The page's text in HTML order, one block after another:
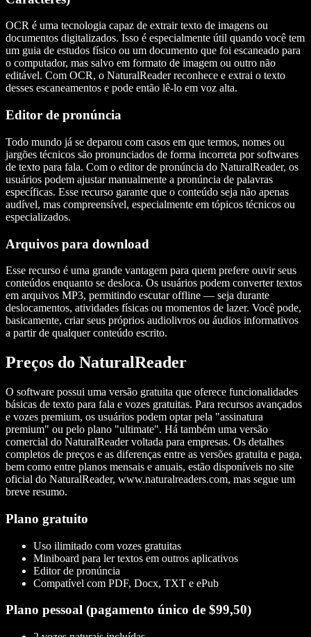
OCR é uma tecnologia capaz de extrair texto de imagens ou
documentos digitalizados. Isso é especialmente útil quando você tem
um guia de estudos físico ou um documento que foi escaneado para
o computador, mas salvo em formato de imagem ou outro não
editável. Com OCR, o NaturalReader reconhece e extrai o texto
desses escaneamentos e pode então lê-lo em voz alta.
Editor de pronúncia
Todo mundo já se deparou com casos em que termos, nomes ou
jargões técnicos são pronunciados de forma incorreta por softwares
de texto para fala. Com o editor de pronúncia do NaturalReader, os
usuários podem ajustar manualmente a pronúncia de palavras
específicas. Esse recurso garante que o conteúdo seja não apenas
audível, mas compreensível, especialmente em tópicos técnicos ou
especializados.
Arquivos para download
Esse recurso é uma grande vantagem para quem prefere ouvir seus
conteúdos enquanto se desloca. Os usuários podem converter textos
em arquivos MP3, permitindo escutar offline — seja durante
deslocamentos, atividades físicas ou momentos de lazer. Você pode,
basicamente, criar seus próprios audiolivros ou áudios informativos
a partir de qualquer conteúdo escrito.
Preços do NaturalReader
O software possui uma versão gratuita que oferece funcionalidades
básicas de texto para fala e vozes gratuitas. Para recursos avançados
e vozes premium, os usuários podem optar pela "assinatura
premium" ou pelo plano "ultimate". Há também uma versão
comercial do NaturalReader voltada para empresas. Os detalhes
completos de preços e as diferenças entre as versões gratuita e paga,
bem como entre planos mensais e anuais, estão disponíveis no site
oficial do NaturalReader, www.naturalreaders.com, mas segue um
breve resumo.
Plano gratuito
Uso ilimitado com vozes gratuitas
Miniboard para ler textos em outros aplicativos
Editor de pronúncia
Compatível com PDF, Docx, TXT e ePub
Plano pessoal (pagamento único de $99,50)